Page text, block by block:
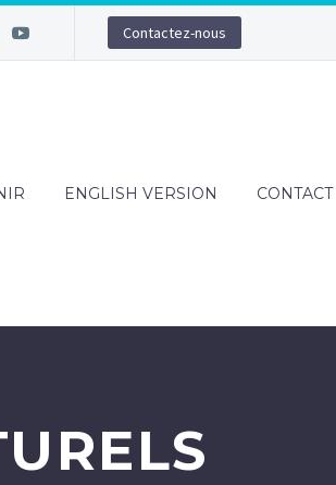
Contactez-nous
ENGLISH VERSION CONTACT